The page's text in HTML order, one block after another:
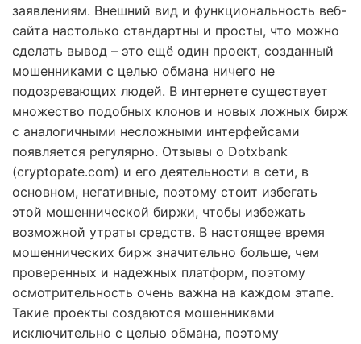
заявлениям. Внешний вид и функциональность веб-
сайта настолько стандартны и просты, что можно
сделать вывод – это ещё один проект, созданный
мошенниками с целью обмана ничего не
подозревающих людей. В интернете существует
множество подобных клонов и новых ложных бирж
с аналогичными несложными интерфейсами
появляется регулярно. Отзывы о Dotxbank
(cryptopate.com) и его деятельности в сети, в
основном, негативные, поэтому стоит избегать
этой мошеннической биржи, чтобы избежать
возможной утраты средств. В настоящее время
мошеннических бирж значительно больше, чем
проверенных и надежных платформ, поэтому
осмотрительность очень важна на каждом этапе.
Такие проекты создаются мошенниками
исключительно с целью обмана, поэтому